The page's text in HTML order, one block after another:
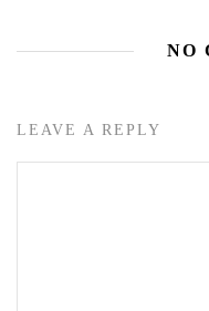
NO
LEAVE A REPLY